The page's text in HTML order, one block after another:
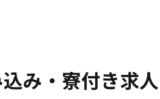
み・寮付き求人